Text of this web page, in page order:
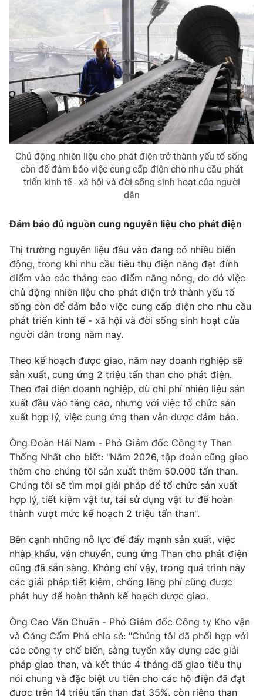
VTV Sức khoẻ Bất động sản
Thị trường 24h Tấm lòng Việt
VTV4 Vươn mình bằng AI
VTV9 VTV8
Liên hệ tòa soạn English
THỜI BÁO VTV
Theo dõi báo trên
Cơ quan chủ quản:Đài Truyền hình Việt Nam
Cơ quan báo chí:Thời báo VTV
Giấy phép hoạt động báo in và báo điện tử số 483/GP-BTTTT
cấp ngày 29/12/2023
Tổng Biên tập:
Vũ Thanh Thủy
Phó Tổng Biên tập:Nguyễn Thị Mỹ Hạnh, Phạm Quốc Thắng,
Nguyễn Trọng Ninh
Tổng đài VTV:024.38 355 931 - 024.38 355 932
Ðiện thoại Thời báo VTV:024.66 897 897
Liên hệ quảng cáo:024-7300.7108
® Cấm sao chép dưới mọi hình thức nếu không có sự chấp
thuận bằng văn bản. Ghi rõ nguồn VTV.vn khi phát hành lại
thông tin từ website này.
Chủ động nhiên liệu cho phát điện trở thành yếu tố sống
còn để đảm bảo việc cung cấp điện cho nhu cầu phát
triển kinh tế - xã hội và đời sống sinh hoạt của người
dân
Đảm bảo đủ nguồn cung nguyên liệu cho phát điện
Thị trường nguyên liệu đầu vào đang có nhiều biến
động, trong khi nhu cầu tiêu thụ điện năng đạt đỉnh
điểm vào các tháng cao điểm nắng nóng, do đó việc
chủ động nhiên liệu cho phát điện trở thành yếu tố
sống còn để đảm bảo việc cung cấp điện cho nhu cầu
phát triển kinh tế - xã hội và đời sống sinh hoạt của
người dân trong năm nay.
Theo kế hoạch được giao, năm nay doanh nghiệp sẽ
sản xuất, cung ứng 2 triệu tấn than cho phát điện.
Theo đại diện doanh nghiệp, dù chi phí nhiên liệu sản
xuất đầu vào tăng cao, nhưng với việc tổ chức sản
xuất hợp lý, việc cung ứng than vẫn được đảm bảo.
Ông Đoàn Hải Nam - Phó Giám đốc Công ty Than
Thống Nhất cho biết: "Năm 2026, tập đoàn cũng giao
thêm cho chúng tôi sản xuất thêm 50.000 tấn than.
Chúng tôi sẽ tìm mọi giải pháp để tổ chức sản xuất
hợp lý, tiết kiệm vật tư, tái sử dụng vật tư để hoàn
thành vượt mức kế hoạch 2 triệu tấn than".
Bên cạnh những nỗ lực để đẩy mạnh sản xuất, việc
nhập khẩu, vận chuyển, cung ứng Than cho phát điện
cũng đã sẵn sàng. Không chỉ vậy, trong quá trình này
các giải pháp tiết kiệm, chống lãng phí cũng được
phát huy để hoàn thành kế hoạch được giao.
Ông Cao Văn Chuẩn - Phó Giám đốc Công ty Kho vận
và Cảng Cẩm Phả chia sẻ: "Chúng tôi đã phối hợp với
các công ty chế biến, sàng tuyển xây dựng các giải
pháp giao than, và kết thúc 4 tháng đã giao tiêu thụ
nói chung và đặc biệt ưu tiên cho các hộ điện đã đạt
được trên 14 triệu tấn than đạt 35%, còn riêng than